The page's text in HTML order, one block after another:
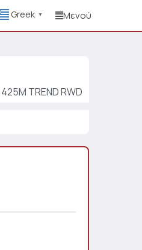
Greek ▼ Μενού
TREND RWD